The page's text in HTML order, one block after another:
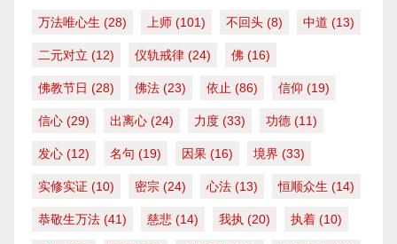
万法唯心生 (28) 上师 (101) 不回头 (8) 中道 (13)
二元对立 (12) 仪轨戒律 (24) 佛 (16)
佛教节日 (28) 佛法 (23) 依止 (86) 信仰 (19)
信心 (29) 出离心 (24) 力度 (33) 功德 (11)
发心 (12) 名句 (19) 因果 (16) 境界 (33)
实修实证 (10) 密宗 (24) 心法 (13) 恒顺众生 (14)
恭敬生万法 (41) 慈悲 (14) 我执 (20) 执着 (10)